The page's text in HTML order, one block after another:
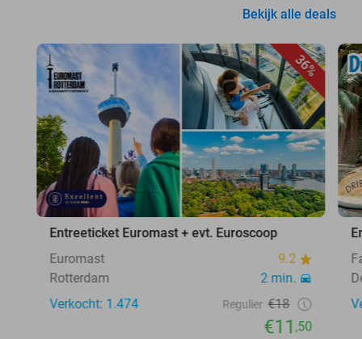
Bekijk alle deals
36%
Entreeticket Euromast + evt. Euroscoop
Euromast
9.2
Rotterdam
2 min.
Verkocht: 1.474
Regulier €18
€11,50